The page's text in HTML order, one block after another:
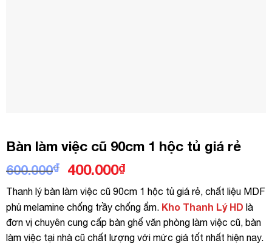
Bàn làm việc cũ 90cm 1 hộc tủ giá rẻ
600.000₫
Giá
gốc
là:
600.000₫.
400.000₫Giá
hiện
tại
là:
400.000₫.
Thanh lý bàn làm việc cũ 90cm 1 hộc tủ giá rẻ, chất liệu MDF
phủ melamine chống trầy chống ẩm. Kho Thanh Lý HD là
đơn vị chuyên cung cấp bàn ghế văn phòng làm việc cũ, bàn
làm việc tại nhà cũ chất lượng với mức giá tốt nhất hiện nay.